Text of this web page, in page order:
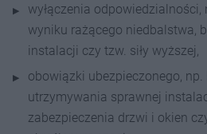
wyłączenia odpowiedzialności,
wyniku rażącego niedbalstwa,
instalacji czy tzw. siły wyższej,
obowiązki ubezpieczonego,
utrzymywania sprawnej
zabezpieczenia drzwi i okien